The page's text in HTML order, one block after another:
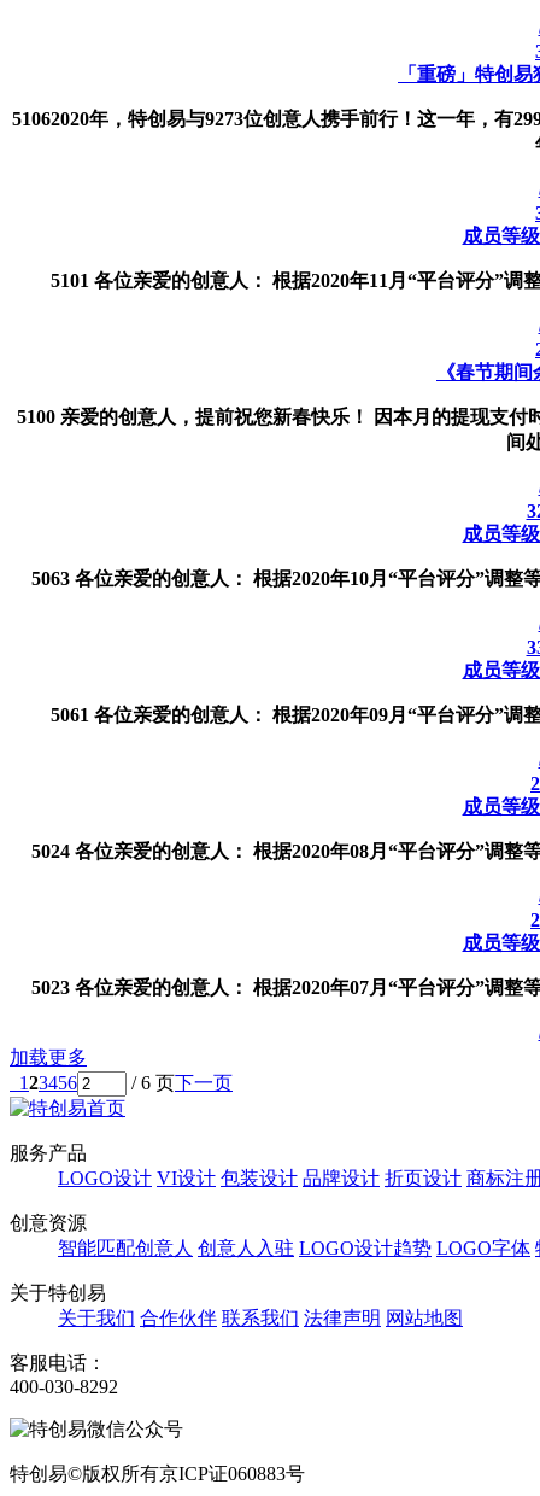
「重磅」特创
51062020年，特创易与9273位创意人携手前行！这一年，有
成员等
5101 各位亲爱的创意人： 根据2020年11月“平台评分”
《春节期
5100 亲爱的创意人，提前祝您新春快乐！ 因本月的提现支
间
成员等
5063 各位亲爱的创意人： 根据2020年10月“平台评分”调
成员等
5061 各位亲爱的创意人： 根据2020年09月“平台评分”
成员等
5024 各位亲爱的创意人： 根据2020年08月“平台评分”调
成员等
5023 各位亲爱的创意人： 根据2020年07月“平台评分”调
加载更多
123456 / 6 页下一页
服务产品
LOGO设计 VI设计 包装设计 品牌设计 折页设计 商标注
创意资源
智能匹配创意人 创意人入驻 LOGO设计趋势 LOGO字体
关于特创易
关于我们 合作伙伴 联系我们 法律声明 网站地图
客服电话：
400-030-8292
特创易©版权所有京ICP证060883号